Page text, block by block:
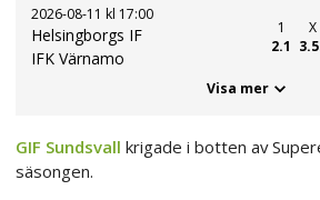
2026-08-11 kl 17:00
Helsingborgs IF
IFK Värnamo
1
2.1
X
Visa mer
GIF Sundsvall krigade i botten av
säsongen.